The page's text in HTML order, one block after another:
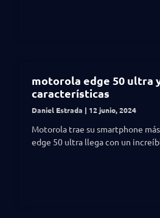
motorola edge 50 ultra
características
Daniel Estrada 12 junio, 2024
Motorola trae su smartphone
edge 50 ultra llega con un